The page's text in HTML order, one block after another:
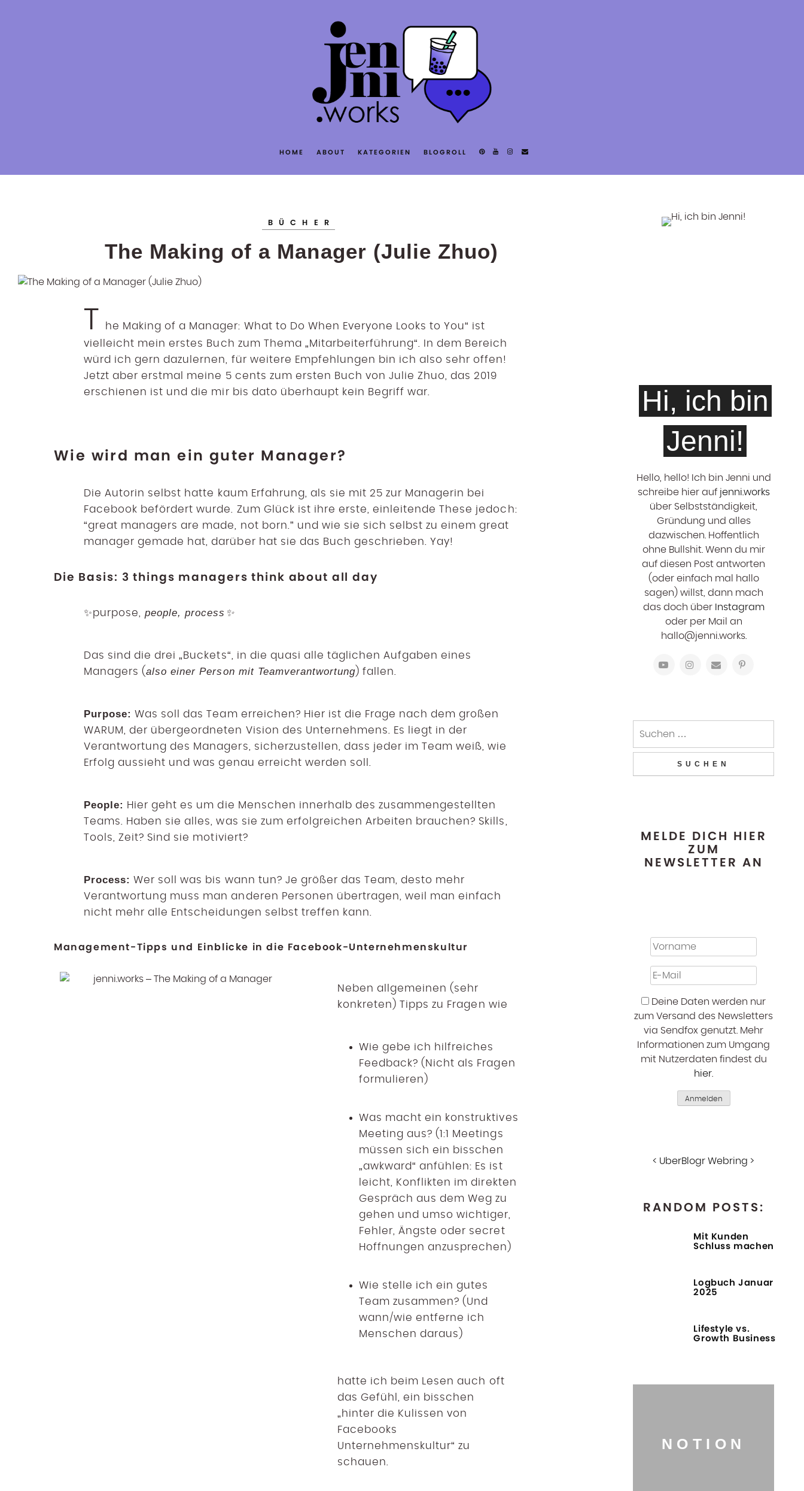
JENNI.WORKS
HOME ABOUT KATEGORIEN BLOGROLL
BÜCHER
The Making of a Manager (Julie Zhuo)
T
he Making of a Manager: What to Do When Everyone Looks to You“ ist
vielleicht mein erstes Buch zum Thema „Mitarbeiterführung“. In dem Bereich
würd ich gern dazulernen, für weitere Empfehlungen bin ich also sehr offen!
Jetzt aber erstmal meine 5 cents zum ersten Buch von Julie Zhuo, das 2019
erschienen ist und die mir bis dato überhaupt kein Begriff war.
Wie wird man ein guter Manager?
Die Autorin selbst hatte kaum Erfahrung, als sie mit 25 zur Managerin bei
Facebook befördert wurde. Zum Glück ist ihre erste, einleitende These jedoch:
“great managers are made, not born.” und wie sie sich selbst zu einem great
manager gemade hat, darüber hat sie das Buch geschrieben. Yay!
Die Basis: 3 things managers think about all day
✨purpose, people, process✨
Das sind die drei „Buckets“, in die quasi alle täglichen Aufgaben eines
Managers (also einer Person mit Teamverantwortung) fallen.
Purpose: Was soll das Team erreichen? Hier ist die Frage nach dem großen
WARUM, der übergeordneten Vision des Unternehmens. Es liegt in der
Verantwortung des Managers, sicherzustellen, dass jeder im Team weiß, wie
Erfolg aussieht und was genau erreicht werden soll.
People: Hier geht es um die Menschen innerhalb des zusammengestellten
Teams. Haben sie alles, was sie zum erfolgreichen Arbeiten brauchen? Skills,
Tools, Zeit? Sind sie motiviert?
Process: Wer soll was bis wann tun? Je größer das Team, desto mehr
Verantwortung muss man anderen Personen übertragen, weil man einfach
nicht mehr alle Entscheidungen selbst treffen kann.
Management-Tipps und Einblicke in die Facebook-Unternehmenskultur
Neben allgemeinen (sehr
konkreten) Tipps zu Fragen wie
Wie gebe ich hilfreiches
Feedback? (Nicht als Fragen
formulieren)
Was macht ein konstruktives
Meeting aus? (1:1 Meetings
müssen sich ein bisschen
„awkward“ anfühlen: Es ist
leicht, Konflikten im direkten
Gespräch aus dem Weg zu
gehen und umso wichtiger,
Fehler, Ängste oder secret
Hoffnungen anzusprechen)
Wie stelle ich ein gutes
Team zusammen? (Und
wann/wie entferne ich
Menschen daraus)
hatte ich beim Lesen auch oft
das Gefühl, ein bisschen
„hinter die Kulissen von
Facebooks
Unternehmenskultur“ zu
schauen.
Hi, ich bin
Jenni!
Hello, hello! ‍Ich bin Jenni und
schreibe hier auf jenni.works
über Selbstständigkeit,
Gründung und alles
dazwischen. Hoffentlich
ohne Bullshit. Wenn du mir
auf diesen Post antworten
(oder einfach mal hallo
sagen) willst, dann mach
das doch über Instagram
oder per Mail an
hallo@jenni.works.
MELDE DICH HIER
ZUM
NEWSLETTER AN
Deine Daten werden nur
zum Versand des Newsletters
via Sendfox genutzt. Mehr
Informationen zum Umgang
mit Nutzerdaten findest du
hier
Anmelden
< UberBlogr Webring >
RANDOM POSTS:
Mit Kunden
Schluss machen
Logbuch Januar
2025
Lifestyle vs.
Growth Business
NOTION